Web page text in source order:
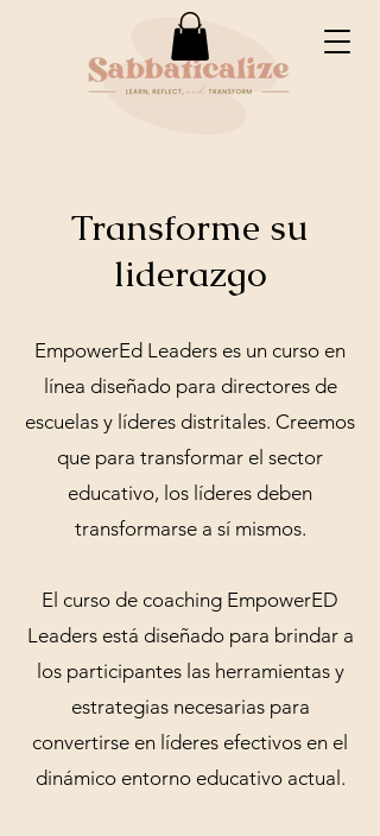
Transforme su
liderazgo
EmpowerEd Leaders es un curso en
línea diseñado para directores de
escuelas y líderes distritales. Creemos
que para transformar el sector
educativo, los líderes deben
transformarse a sí mismos.
El curso de coaching EmpowerED
Leaders está diseñado para brindar a
los participantes las herramientas y
estrategias necesarias para
convertirse en líderes efectivos en el
dinámico entorno educativo actual.